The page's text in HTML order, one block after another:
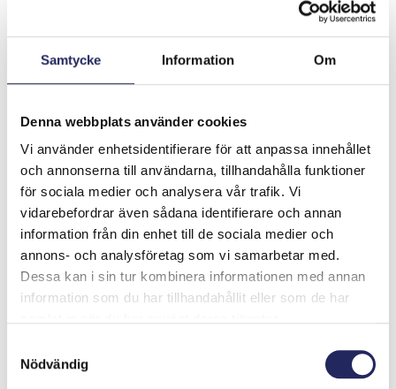
Samtycke Information Om
Denna webbplats använder cookies
Vi använder enhetsidentifierare för att anpassa innehållet
och annonserna till användarna, tillhandahålla funktioner
för sociala medier och analysera vår trafik. Vi
vidarebefordrar även sådana identifierare och annan
information från din enhet till de sociala medier och
annons- och analysföretag som vi samarbetar med.
Dessa kan i sin tur kombinera informationen med annan
information som du har tillhandahållit eller som de har
Nödvändig
Lahjoita ja liity tähän tiimiin
0 €